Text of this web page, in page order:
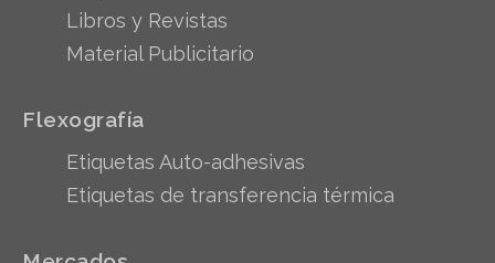
Libros y Revistas
Material Publicitario
Flexografía
Etiquetas Auto-adhesivas
Etiquetas de transferencia térmica